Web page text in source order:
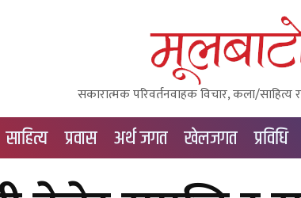
सकारात्मक परिवर्तनवाहक विचार, कला/साहित्य
साहित्य प्रवास अर्थ जगत खेलजगत प्रविधि